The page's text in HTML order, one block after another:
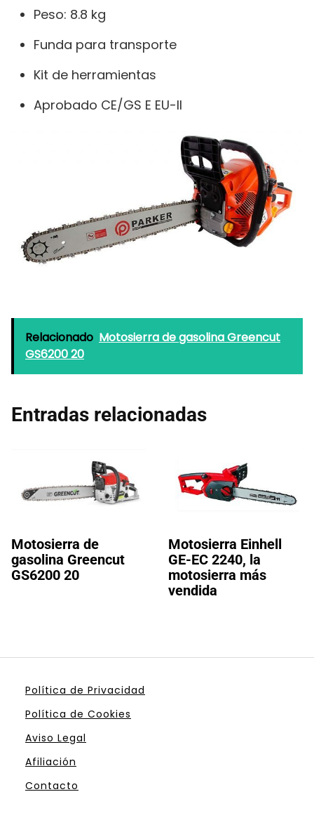
Peso: 8.8 kg
Funda para transporte
Kit de herramientas
Aprobado CE/GS E EU-II
Relacionado Motosierra de gasolina Greencut
GS6200 20
Entradas relacionadas
Motosierra de
gasolina Greencut
GS6200 20
Motosierra Einhell
GE-EC 2240, la
motosierra más
vendida
Política de Privacidad
Política de Cookies
Aviso Legal
Afiliación
Contacto